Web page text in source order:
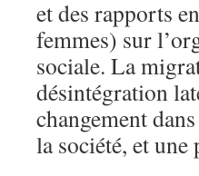
et des rapports
femmes) sur
sociale. La
désintégration
changement
la société, et une